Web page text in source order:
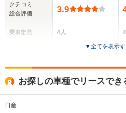
クチコミ
総合評価
乗車定員
3.9
4人
全高
1.38m
▼全てを表示
お探しの車種でリースでき
日産